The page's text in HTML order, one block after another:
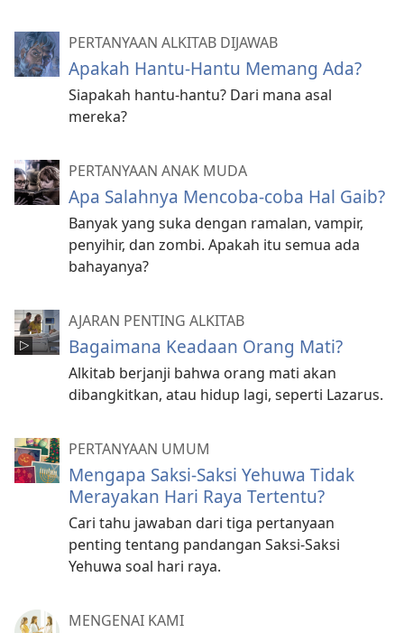
PERTANYAAN ALKITAB DIJAWAB
Apakah Hantu-Hantu Memang Ada?
Siapakah hantu-hantu? Dari mana asal
mereka?
PERTANYAAN ANAK MUDA
Apa Salahnya Mencoba-coba Hal Gaib?
Banyak yang suka dengan ramalan, vampir,
penyihir, dan zombi. Apakah itu semua ada
bahayanya?
AJARAN PENTING ALKITAB
Bagaimana Keadaan Orang Mati?
Alkitab berjanji bahwa orang mati akan
dibangkitkan, atau hidup lagi, seperti Lazarus.
PERTANYAAN UMUM
Mengapa Saksi-Saksi Yehuwa Tidak
Merayakan Hari Raya Tertentu?
Cari tahu jawaban dari tiga pertanyaan
penting tentang pandangan Saksi-Saksi
Yehuwa soal hari raya.
MENGENAI KAMI